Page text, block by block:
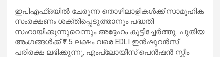
ഇപിഎഫ്ഒയിൽ ചേരുന്ന തൊഴിലാളികൾക്ക് സാമൂഹിക
സംരക്ഷണം ശക്തിപ്പെടുത്താനും പദ്ധതി
സഹായിക്കുന്നുവെന്നും അദ്ദേഹം കൂട്ടിച്ചേർത്തു. പുതിയ
അംഗങ്ങൾക്ക് ₹7.5 ലക്ഷം വരെ EDLI ഇൻഷുറൻസ്
പരിരക്ഷ ലഭിക്കുന്നു, എംപ്ലോയീസ് പെൻഷൻ സ്കീം